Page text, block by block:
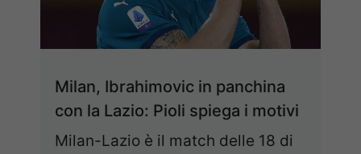
Milan, Ibrahimovic in panchina
con la Lazio: Pioli spiega i motivi
Milan-Lazio è il match delle 18 di